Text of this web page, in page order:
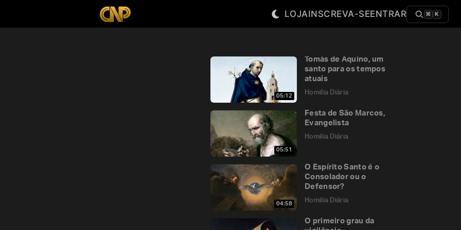
LOJAINSCREVA-SEENTRAR ⌘ K
05:12
Tomás de Aquino, um
santo para os tempos
atuais
Homilia Diária
05:51
Festa de São Marcos,
Evangelista
Homilia Diária
04:58
O Espírito Santo é o
Consolador ou o
Defensor?
Homilia Diária
O primeiro grau da